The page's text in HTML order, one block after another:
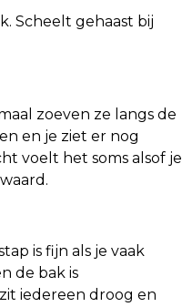
Scheelt gehaast bij
zoeven ze langs de
en je ziet er nog
voelt het soms alsof je
is fijn als je vaak
de bak is
iedereen droog en